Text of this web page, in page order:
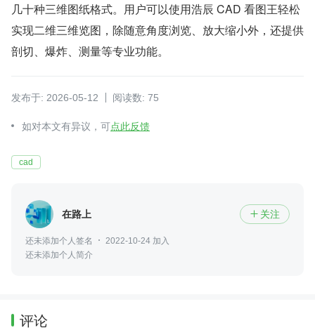
几十种三维图纸格式。用户可以使用浩辰 CAD 看图王轻松
实现二维三维览图，除随意角度浏览、放大缩小外，还提供
剖切、爆炸、测量等专业功能。
发布于: 2026-05-12 阅读数: 75
如对本文有异议，可点此反馈
cad
在路上  关注
还未添加个人签名
2022-10-24 加入
还未添加个人简介
评论